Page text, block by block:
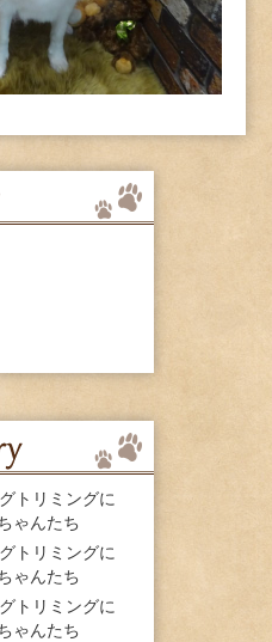
トリミングに
ゃんたち
トリミングに
ゃんたち
トリミングに
ゃんたち